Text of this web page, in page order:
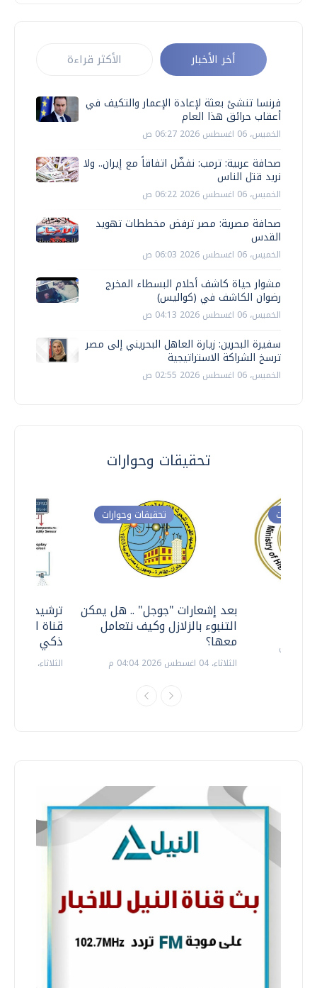
أخر الأخبار الأكثر قراءة
فرنسا تنشئ بعثة لإعادة الإعمار والتكيف في
أعقاب حرائق هذا العام
الخميس، 06 اغسطس 2026 06:27 ص
صحافة عربية: ترمب: نفضّل اتفاقاً مع إيران.. ولا
نريد قتل الناس
الخميس، 06 اغسطس 2026 06:22 ص
صحافة مصرية: مصر ترفض مخططات تهويد
القدس
الخميس، 06 اغسطس 2026 06:03 ص
مشوار حياة كاشف أحلام البسطاء المخرج
رضوان الكاشف في (كواليس)
الخميس، 06 اغسطس 2026 04:13 ص
سفيرة البحرين: زيارة العاهل البحريني إلى مصر
ترسخ الشراكة الاستراتيجية
الخميس، 06 اغسطس 2026 02:55 ص
تحقيقات وحوارات
ترشيدا
قناة
ذكي
الثلاثاء، 14 يوليو 2026 06:11 م
تحقيقات وحوارات
بعد إشعارات "جوجل" .. هل يمكن
التنبوء بالزلازل وكيف نتعامل
معها؟
الثلاثاء، 04 اغسطس 2026 04:04 م
وحوارات